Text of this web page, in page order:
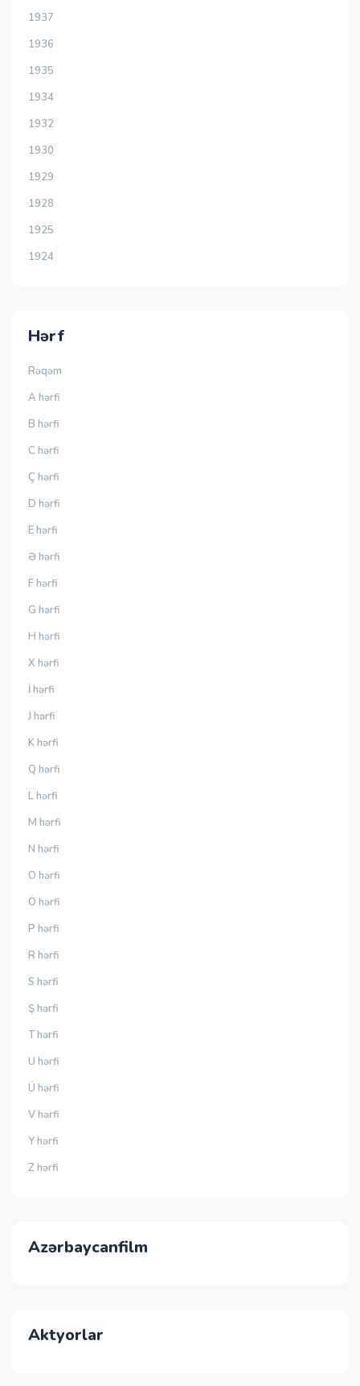
1937
1936
1935
1934
1932
1930
1929
1928
1925
1924
Hərf
Rəqəm
A hərfi
B hərfi
C hərfi
Ç hərfi
D hərfi
E hərfi
Ə hərfi
F hərfi
G hərfi
H hərfi
X hərfi
İ hərfi
J hərfi
K hərfi
Q hərfi
L hərfi
M hərfi
N hərfi
O hərfi
Ö hərfi
P hərfi
R hərfi
S hərfi
Ş hərfi
T hərfi
U hərfi
Ü hərfi
V hərfi
Y hərfi
Z hərfi
Azərbaycanfilm
Aktyorlar